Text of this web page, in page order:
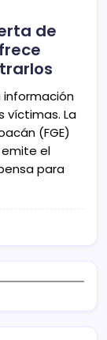
de
información
víctimas. La
(FGE)
emite el
para